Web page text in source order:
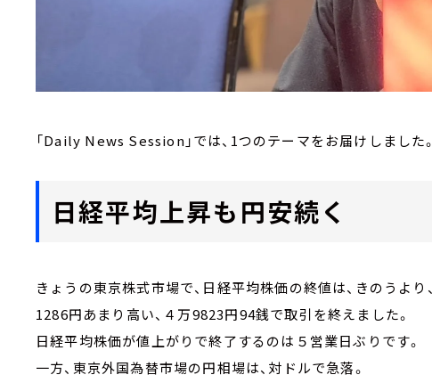
「Daily News Session」では、1つのテーマをお届けしました。
日経平均上昇も円安続く
きょうの東京株式市場で、日経平均株価の終値は、きのうより、
1286円あまり高い、４万9823円94銭で取引を終えました。
日経平均株価が値上がりで終了するのは５営業日ぶりです。
一方、東京外国為替市場の円相場は、対ドルで急落。